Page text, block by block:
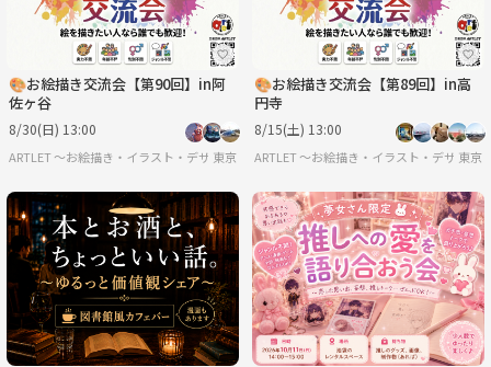
🎨お絵描き交流会【第90回】in阿
佐ヶ谷
8/30(日) 13:00
ARTLET 〜お絵描き・イラスト・デザイン・映画・漫画・アニメ・アート・クリエイティ
東京
🎨お絵描き交流会【第89回】in高
円寺
8/15(土) 13:00
ARTLET 〜お絵描き・イラスト・デザイン
東京